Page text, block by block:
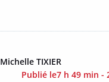
Michelle TIXIER
Publié le7 h 49 min -